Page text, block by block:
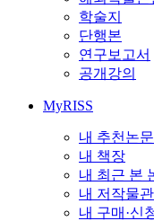
학술지
단행본
연구보고서
공개강의
MyRISS
내 추천논문
내 책장
내 최근 본
내 저작물관
내 구매·신